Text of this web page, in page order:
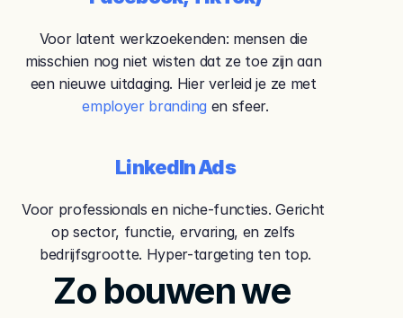
Voor latent werkzoekenden: mensen die
misschien nog niet wisten dat ze toe zijn aan
een nieuwe uitdaging. Hier verleid je ze met
employer branding en sfeer.
LinkedIn Ads
Voor professionals en niche-functies. Gericht
op sector, functie, ervaring, en zelfs
bedrijfsgrootte. Hyper-targeting ten top.